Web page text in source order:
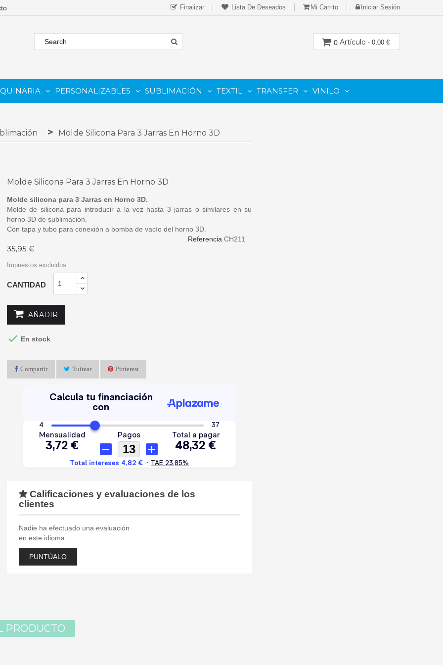
Finalizar Lista De Deseados Mi Carrito Iniciar Sesión
Artículo - 0,00 €
0
PERSONALIZABLES SUBLIMACIÓN TEXTIL TRANSFER VINILO
Molde Silicona Para 3 Jarras En Horno 3D
Molde Silicona Para 3 Jarras En Horno 3D
Molde silicona para 3 Jarras en Horno 3D.
Molde de silicona para introducir a la vez hasta 3 jarras o similares en su
horno 3D de sublimación.
Con tapa y tubo para conexión a bomba de vacío del horno 3D.
Referencia CH211
35,95 €
Impuestos excluidos
CANTIDAD
AÑADIR
 En stock
Compartir Tuitear Pinterest
Calificaciones y evaluaciones de los
clientes
Nadie ha efectuado una evaluación
en este idioma
PUNTÚALO
PRODUCTO